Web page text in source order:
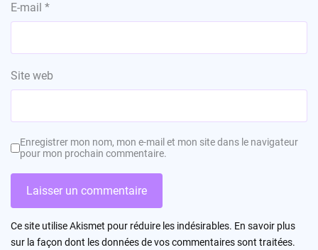
E-mail *
Site web
Enregistrer mon nom, mon e-mail et mon site dans le navigateur
pour mon prochain commentaire.
Ce site utilise Akismet pour réduire les indésirables. En savoir plus
sur la façon dont les données de vos commentaires sont traitées.